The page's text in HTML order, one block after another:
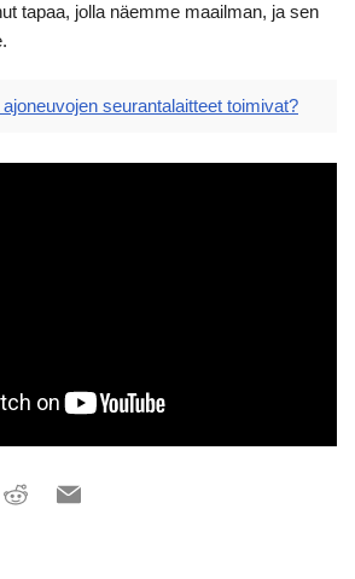
tapaa, jolla näemme maailman, ja sen
seurantalaitteet toimivat?